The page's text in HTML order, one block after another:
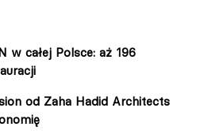
w całej Polsce: aż 196
od Zaha Hadid Architects